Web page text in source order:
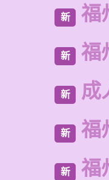
新 福
新 福
新 成
新 福
新 福